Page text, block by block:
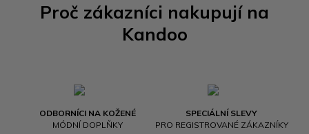
Proč zákazníci nakupují na
Kandoo
ODBORNÍCI NA KOŽENÉ
MÓDNÍ DOPLŇKY
SPECIÁLNÍ SLEVY
PRO REGISTROVANÉ ZÁKAZNÍKY